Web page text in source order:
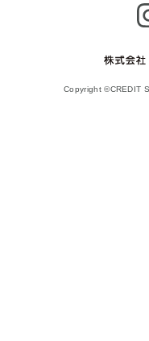
Copyright ©CREDIT